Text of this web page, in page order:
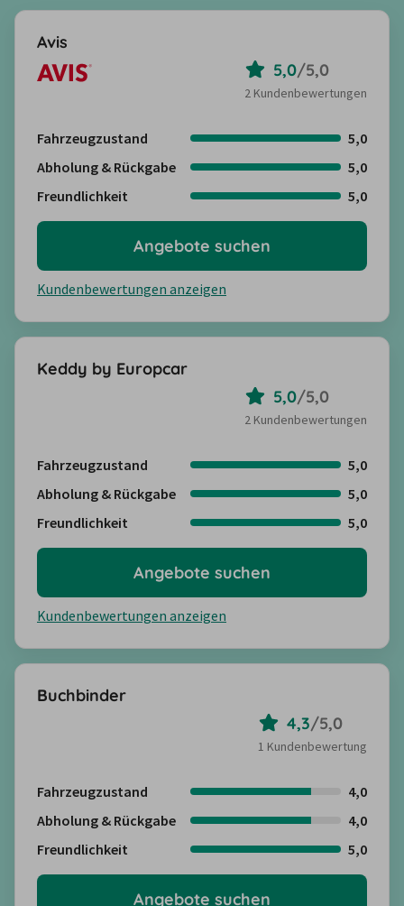
Avis
5,0/5,0
2 Kundenbewertungen
Fahrzeugzustand
5,0
Abholung & Rückgabe
5,0
Freundlichkeit
5,0
Kundenbewertungen anzeigen
Angebote suchen
Keddy by Europcar
5,0/5,0
2 Kundenbewertungen
Fahrzeugzustand
5,0
Abholung & Rückgabe
5,0
Freundlichkeit
5,0
Kundenbewertungen anzeigen
Angebote suchen
Buchbinder
4,3/5,0
1 Kundenbewertung
Fahrzeugzustand
4,0
Abholung & Rückgabe
4,0
Freundlichkeit
5,0
Angebote suchen